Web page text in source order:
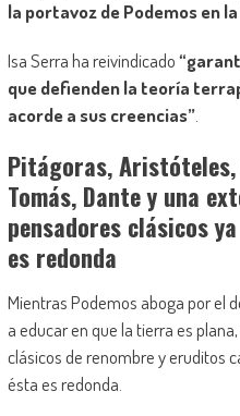
la portavoz de Podemos en
Isa Serra ha reivindicado
que defienden la teoría
acorde a sus creencias”.
Pitágoras,
Tomás, Dante y una
pensadores clásicos
es redonda
Mientras Podemos aboga por el
a educar en que la tierra es
clásicos de renombre y eruditos
ésta es redonda.